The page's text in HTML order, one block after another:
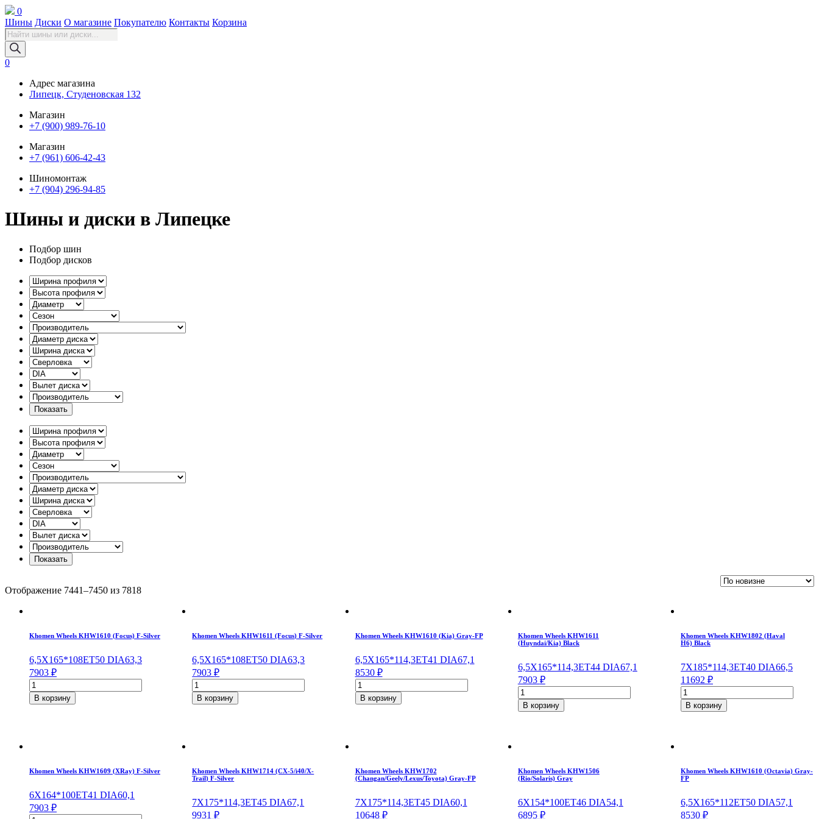
0
Шины Диски О магазине Покупателю Контакты Корзина
Поиск
товаров
0
Адрес магазина
Липецк, Студеновская 132
Магазин
+7 (900) 989-76-10
Магазин
+7 (961) 606-42-43
Шиномонтаж
+7 (904) 296-94-85
Шины и диски в Липецке
Подбор шин
Подбор дисков
Отображение 7441–7450 из 7818
Khomen Wheels KHW1610 (Focus) F-Silver
6,5X165*108ET50 DIA63,3
7903 ₽
Количество
товара
Khomen
6,5*16/5*108
DIA63,3
В корзину
Khomen Wheels KHW1611 (Focus) F-Silver
6,5X165*108ET50 DIA63,3
7903₽
Количество
товара
Khomen
6,5*16/5*108
ET50
В корзину
Khomen Wheels KHW1610 (Kia) Gray-FP
6,5X165*114,3ET41 DIA67,1
8530 ₽
Количество
товара
Khomen
6,5*16/5*114,3
ET41
В корзину
Khomen Wheels KHW1611
(Huyndai/Kia) Black
6,5X165*114,3ET44DIA67,1
7903 ₽
Количество
товара
Khomen
6,5*16/5*114,3
ET44
В корзину
Khomen Wheels KHW1802 (Haval
H6) Black
7X185*114,3ET40 DIA66,5
11692 ₽
Количество
товара
Khomen
Black
7*18/5*114,3
DIA66,5
В корзину
Khomen Wheels KHW1609 (XRay) F-Silver
6X164*100ET41 DIA60,1
7903 ₽
Khomen Wheels KHW1714 (CX-5/i40/X-
Trail) F-Silver
7X175*114,3ET45 DIA67,1
9931₽
Khomen Wheels KHW1702
(Changan/Geely/Lexus/Toyota) Gray-FP
7X175*114,3ET45DIA60,1
10648 ₽
Khomen Wheels KHW1506
(Rio/Solaris) Gray
6X154*100ET46DIA54,1
6895 ₽
Khomen Wheels KHW1610 (Octavia) Gray-
FP
6,5X165*112ET50 DIA57,1
8530 ₽